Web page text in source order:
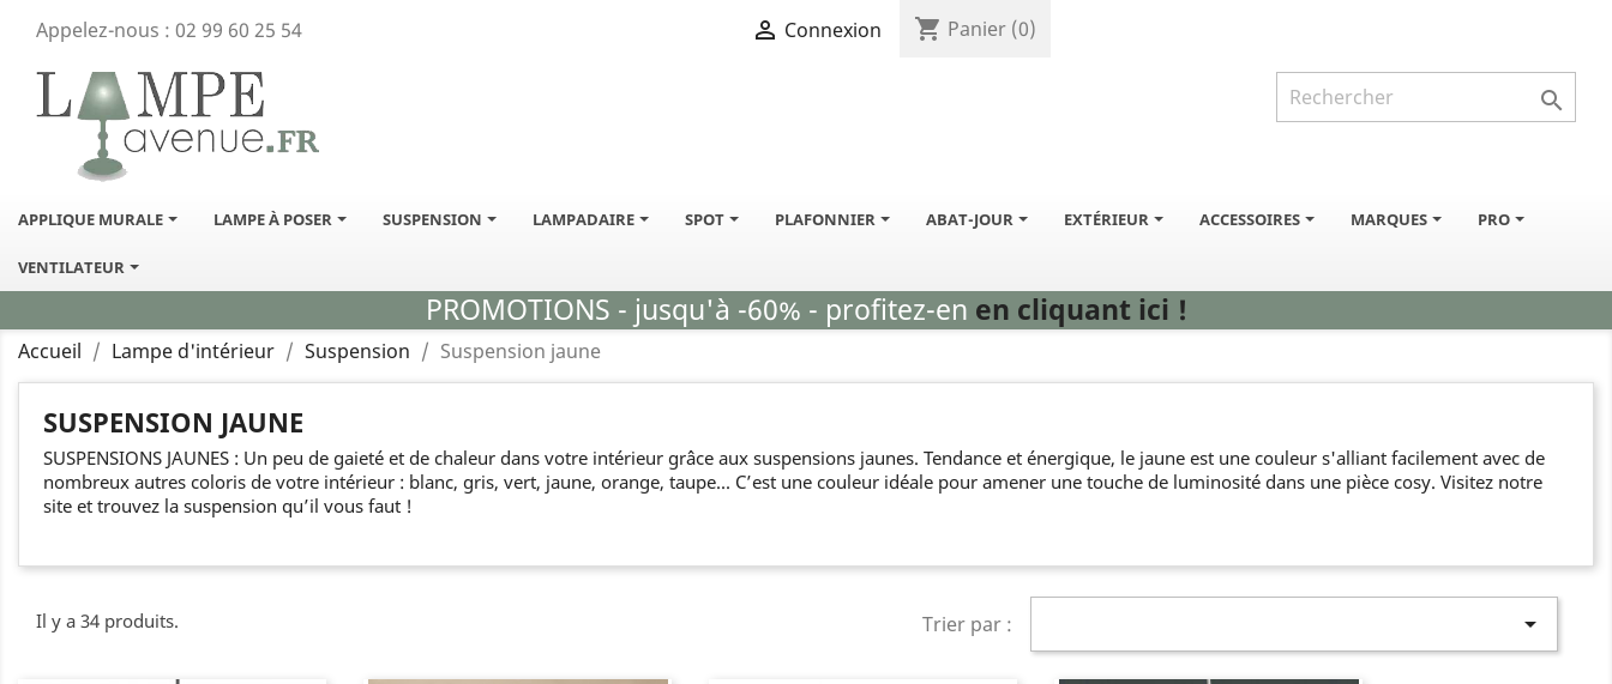
Appelez-nous : 02 99 60 25 54  Connexion shopping_cart Panier (0)

APPLIQUE MURALE LAMPE À POSER SUSPENSION LAMPADAIRE SPOT PLAFONNIER ABAT-JOUR EXTÉRIEUR ACCESSOIRES MARQUES PRO
VENTILATEUR
PROMOTIONS - jusqu'à -60% - profitez-en en cliquant ici !
Accueil Lampe d'intérieur Suspension Suspension jaune
SUSPENSION JAUNE
SUSPENSIONS JAUNES : Un peu de gaieté et de chaleur dans votre intérieur grâce aux suspensions jaunes. Tendance et énergique, le jaune est une couleur s'alliant facilement avec de
nombreux autres coloris de votre intérieur : blanc, gris, vert, jaune, orange, taupe... C’est une couleur idéale pour amener une touche de luminosité dans une pièce cosy. Visitez notre
site et trouvez la suspension qu’il vous faut !
Il y a 34 produits. Trier par : 